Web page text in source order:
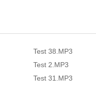
Test 38.MP3
Test 2.MP3
Test 31.MP3